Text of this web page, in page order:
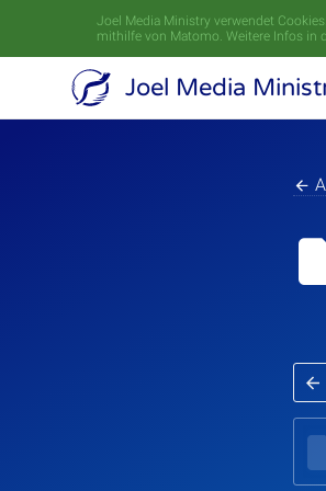
Joel Media Ministry verwendet
mithilfe von Matomo. Weitere Infos in
Joel Media